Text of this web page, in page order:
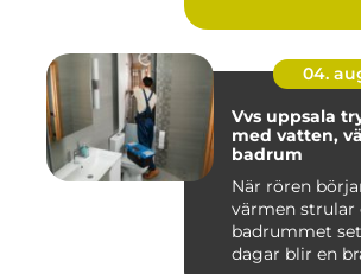
04.
Vvs uppsala trygg hjälp
med vatten,
badrum
När rören
värmen strular
badrummet
dagar blir en